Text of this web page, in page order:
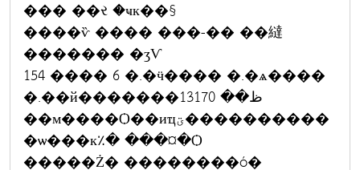
��� ��ર �ҹк��§
����ѷ ���� ���-�� ��繨
������� �ӡѴ
154 ���� 6 �.�ӵ���� �.�ѧ����
��м����Ѻ��иҵؾ����������
�ѡ���к٪� ���¤�Ѻ
�����Ż� ��������ó�